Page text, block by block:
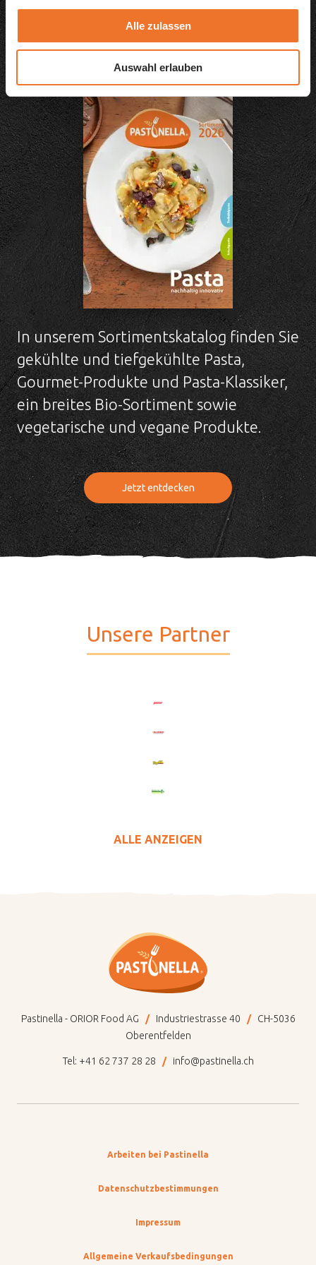
Alle zulassen
Auswahl erlauben
Pasta-Kreationen
In unserem Sortimentskatalog finden Sie
gekühlte und tiefgekühlte Pasta,
Gourmet-Produkte und Pasta-Klassiker,
ein breites Bio-Sortiment sowie
vegetarische und vegane Produkte.
Jetzt entdecken
Unsere Partner
ALLE ANZEIGEN
Pastinella - ORIOR Food AG Industriestrasse 40
CH-5036
Oberentfelden
Tel: +41 62 737 28 28 info@pastinella.ch
Arbeiten bei Pastinella
Datenschutzbestimmungen
Impressum
Allgemeine Verkaufsbedingungen